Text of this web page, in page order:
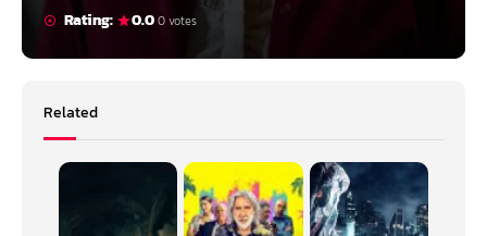
Rating:
0.00 votes
Related